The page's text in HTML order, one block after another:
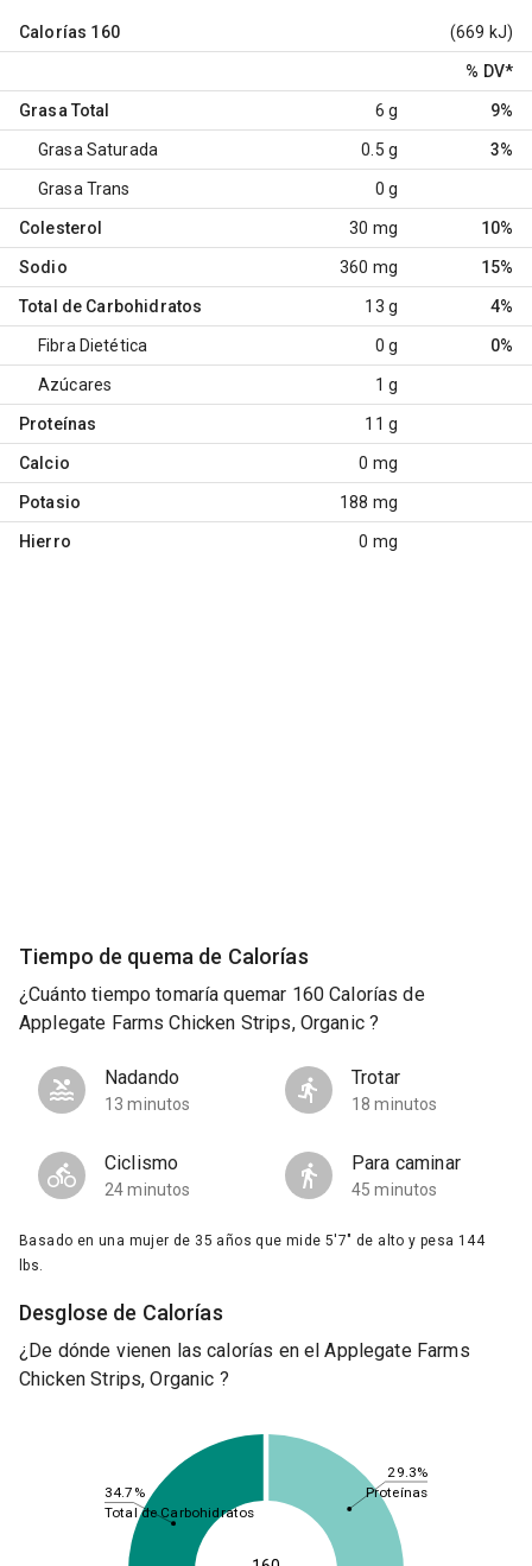
Calorías 160 (669 kJ)
% DV*
Grasa Total 6 g 9%
Grasa Saturada 0.5 g 3%
Grasa Trans 0 g
Colesterol 30 mg 10%
Sodio 360 mg 15%
Total de Carbohidratos 13 g 4%
Fibra Dietética 0 g 0%
Azúcares 1 g
Proteínas 11 g
Calcio 0 mg
Potasio 188 mg
Hierro 0 mg
Tiempo de quema de Calorías
¿Cuánto tiempo tomaría quemar 160 Calorías de
Applegate Farms Chicken Strips, Organic ?
Nadando
13 minutos
Trotar
18 minutos
Ciclismo
24 minutos
Para caminar
45 minutos
Basado en una mujer de 35 años que mide 5'7" de alto y pesa 144
lbs.
Desglose de Calorías
¿De dónde vienen las calorías en el Applegate Farms
Chicken Strips, Organic ?
29.3%
34.7%
Proteínas
Total de Carbohidratos